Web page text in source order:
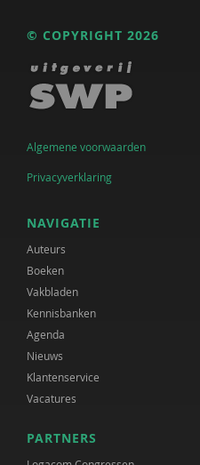
© COPYRIGHT 2026
Algemene voorwaarden
Privacyverklaring
NAVIGATIE
Auteurs
Boeken
Vakbladen
Kennisbanken
Agenda
Nieuws
Klantenservice
Vacatures
PARTNERS